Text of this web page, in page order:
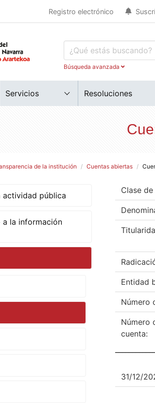
Registro electrónico
Búsqueda avanzada
Servicios Resoluciones
de la institución Cuentas abiertas
actividad pública
a la información
Clase
Entidad
Número
Número
cuenta:
31/12/